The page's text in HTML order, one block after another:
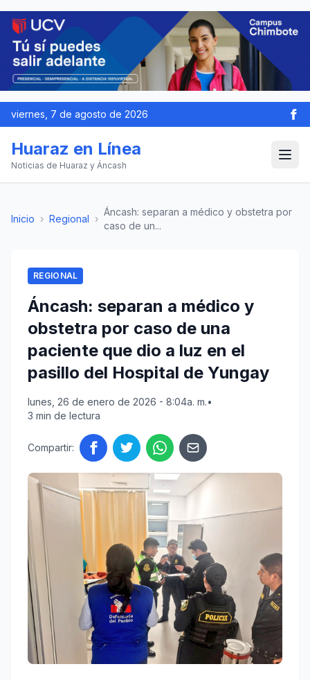
viernes, 7 de agosto de 2026
Huaraz en Línea
Noticias de Huaraz y Áncash
Inicio › Regional ›
Áncash: separan a médico y obstetra por
caso de un...
REGIONAL
Áncash: separan a médico y
obstetra por caso de una
paciente que dio a luz en el
pasillo del Hospital de Yungay
lunes, 26 de enero de 2026 - 8:04a. m.•
3 min de lectura
Compartir: